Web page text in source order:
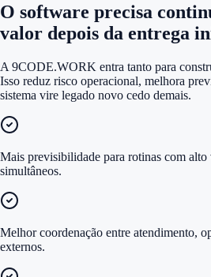
O software precisa
valor depois da entrega
A 9CODE.WORK entra tanto para
Isso reduz risco operacional, melhora
sistema vire legado novo cedo demais.
Mais previsibilidade para rotinas com
simultâneos.
Melhor coordenação entre atendimento,
externos.